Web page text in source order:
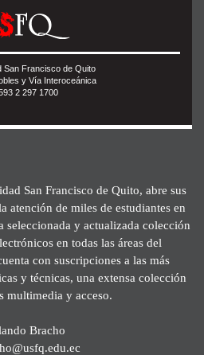
San Francisco de Quito
y Vía Interoceánica
2 297 1700
San Francisco de Quito, abre sus
atención de miles de estudiantes en
seleccionada y actualizada colección
en todas las áreas del
con suscripciones a las más
y técnicas, una extensa colección
multimedia y acceso.
Bracho